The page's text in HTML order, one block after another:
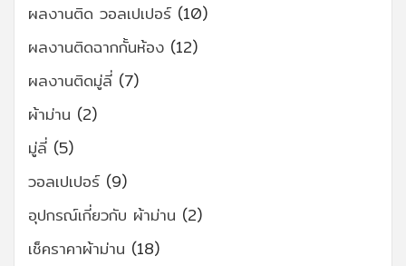
ผลงานติด วอลเปเปอร์(10)
ผลงานติดฉากกั้นห้อง (12)
ผลงานติดมู่ลี่ (7)
ผ้าม่าน (2)
มู่ลี่ (5)
วอลเปเปอร์(9)
อุปกรณ์เกี่ยวกับ ผ้าม่าน (2)
เช็คราคาผ้าม่าน (18)